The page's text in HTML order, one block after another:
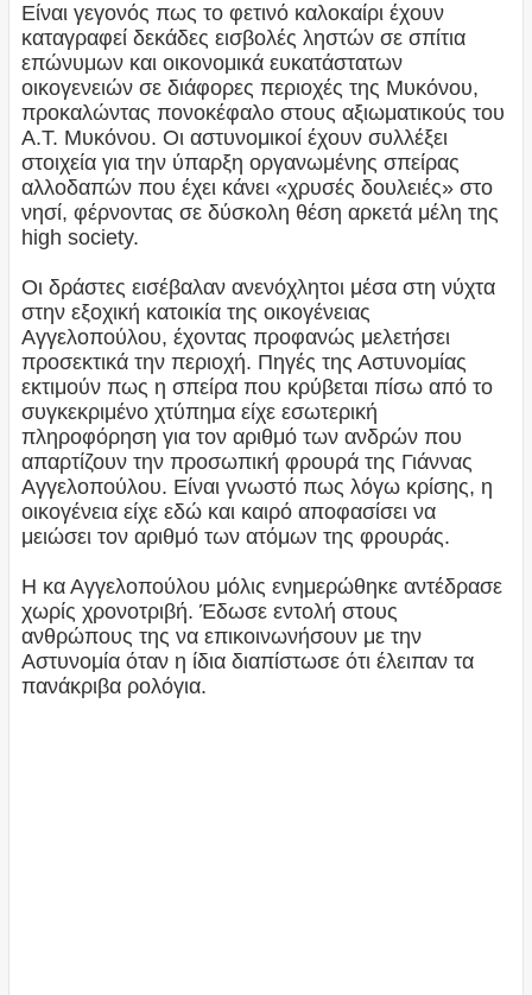
Είναι γεγονός πως το φετινό καλοκαίρι έχουν
καταγραφεί δεκάδες εισβολές ληστών σε σπίτια
επώνυμων και οικονομικά ευκατάστατων
οικογενειών σε διάφορες περιοχές της Μυκόνου,
προκαλώντας πονοκέφαλο στους αξιωματικούς του
Α.Τ. Μυκόνου. Οι αστυνομικοί έχουν συλλέξει
στοιχεία για την ύπαρξη οργανωμένης σπείρας
αλλοδαπών που έχει κάνει «χρυσές δουλειές» στο
νησί, φέρνοντας σε δύσκολη θέση αρκετά μέλη της
high society.
Οι δράστες εισέβαλαν ανενόχλητοι μέσα στη νύχτα
στην εξοχική κατοικία της οικογένειας
Αγγελοπούλου, έχοντας προφανώς μελετήσει
προσεκτικά την περιοχή. Πηγές της Αστυνομίας
εκτιμούν πως η σπείρα που κρύβεται πίσω από το
συγκεκριμένο χτύπημα είχε εσωτερική
πληροφόρηση για τον αριθμό των ανδρών που
απαρτίζουν την προσωπική φρουρά της Γιάννας
Αγγελοπούλου. Είναι γνωστό πως λόγω κρίσης, η
οικογένεια είχε εδώ και καιρό αποφασίσει να
μειώσει τον αριθμό των ατόμων της φρουράς.
Η κα Αγγελοπούλου μόλις ενημερώθηκε αντέδρασε
χωρίς χρονοτριβή. Έδωσε εντολή στους
ανθρώπους της να επικοινωνήσουν με την
Αστυνομία όταν η ίδια διαπίστωσε ότι έλειπαν τα
πανάκριβα ρολόγια.